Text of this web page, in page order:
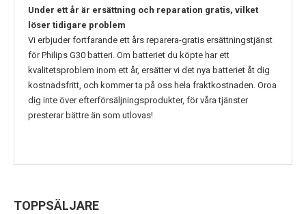
Under ett år är ersättning och reparation gratis, vilket
löser tidigare problem
Vi erbjuder fortfarande ett års reparera-gratis ersättningstjänst
förPhilips G30 batteri. Om batteriet du köpte har ett
kvalitetsproblem inom ett år, ersätter vi det nya batteriet åt dig
kostnadsfritt, och kommer ta på oss hela fraktkostnaden. Oroa
dig inte över efterförsäljningsprodukter, för våra tjänster
presterar bättre än som utlovas!
TOPPSÄLJARE